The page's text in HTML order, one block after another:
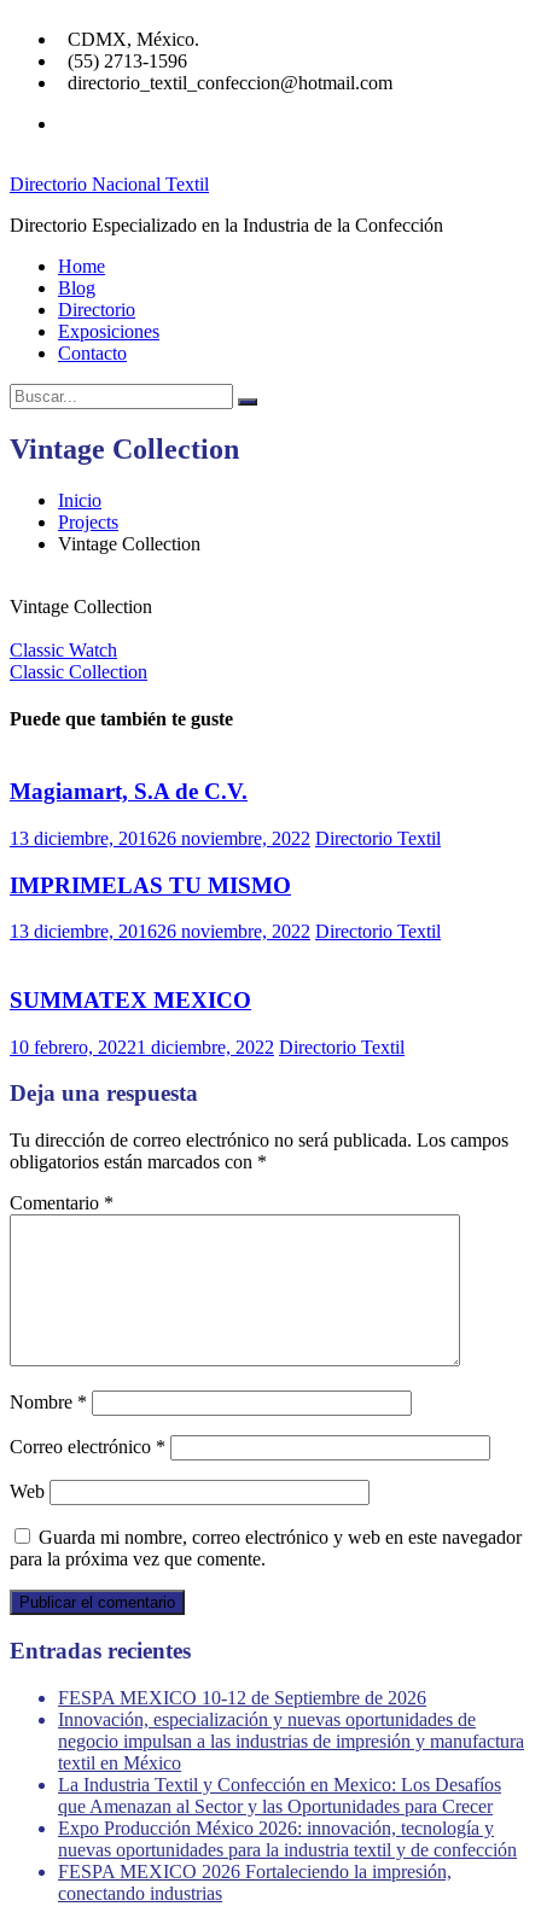
contenido
CDMX, México.
(55) 2713-1596
directorio_textil_confeccion@hotmail.com
Directorio Nacional Textil
Directorio Especializado en la Industria de la Confección
Home
Blog
Directorio
Exposiciones
Contacto
Buscar:
Buscar
Vintage Collection
Inicio
Projects
Vintage Collection
Vintage Collection
Navegación
de
Classic Watch
Classic Collection
Puede que también te guste
Magiamart, S.A de C.V.
13 diciembre, 201626 noviembre, 2022 Directorio Textil
IMPRIMELAS TU MISMO
13 diciembre, 201626 noviembre, 2022 Directorio Textil
SUMMATEX MEXICO
10 febrero, 20221 diciembre, 2022 Directorio Textil
Deja una respuesta
Tu dirección de correo electrónico no será publicada. Los campos
obligatorios están marcados con *
Comentario *
Nombre *
Correo electrónico *
Web
Guarda mi nombre, correo electrónico y web en este navegador
para la próxima vez que comente.
Entradas recientes
FESPA MEXICO 10-12 de Septiembre de 2026
Innovación, especialización y nuevas oportunidades de
negocio impulsan a las industrias de impresión y manufactura
textil en México
La Industria Textil y Confección en Mexico: Los Desafíos
que Amenazan al Sector y las Oportunidades para Crecer
Expo Producción México 2026: innovación, tecnología y
nuevas oportunidades para la industria textil y de confección
FESPA MEXICO 2026 Fortaleciendo la impresión,
conectando industrias